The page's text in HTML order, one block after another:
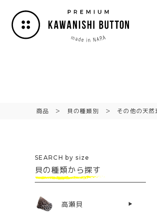
商品 貝の種類別 その他の天然
SEARCH by size
貝の種類から探す
高瀬貝